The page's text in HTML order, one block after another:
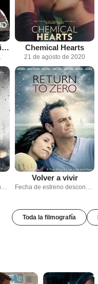
Para toda la humanidad Chemical Hearts
21 de agosto de 2020
Fecha de estreno desconocida
Volver a vivir
Fecha de estreno desconocida
Toda la filmografía